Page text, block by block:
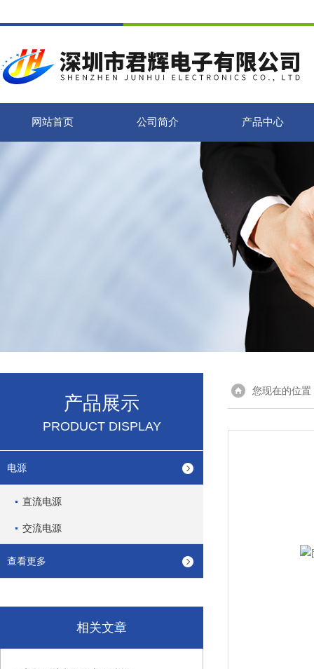
网站首页 公司简介 产品中心
产品展示
PRODUCT DISPLAY
电源
直流电源
交流电源
查看更多
相关文章
您现在的位置